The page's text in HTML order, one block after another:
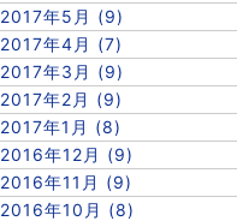
2017年5月 (9)
2017年4月 (7)
2017年3月 (9)
2017年2月 (9)
2017年1月 (8)
2016年12月 (9)
2016年11月 (9)
2016年10月 (8)